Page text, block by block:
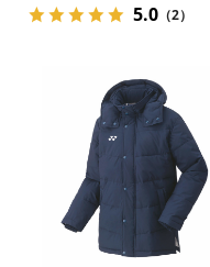
5.0 （2）